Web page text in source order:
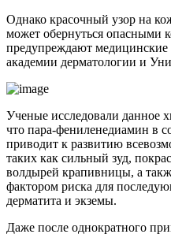
Однако красочный узор на
может обернуться опасными
предупреждают
академии дерматологии и
Ученые исследовали данное
что пара-фениленедиамин в
приводит к развитию
таких как сильный зуд,
волдырей крапивницы, а
фактором риска для
дерматита и экземы.
Даже после однократного